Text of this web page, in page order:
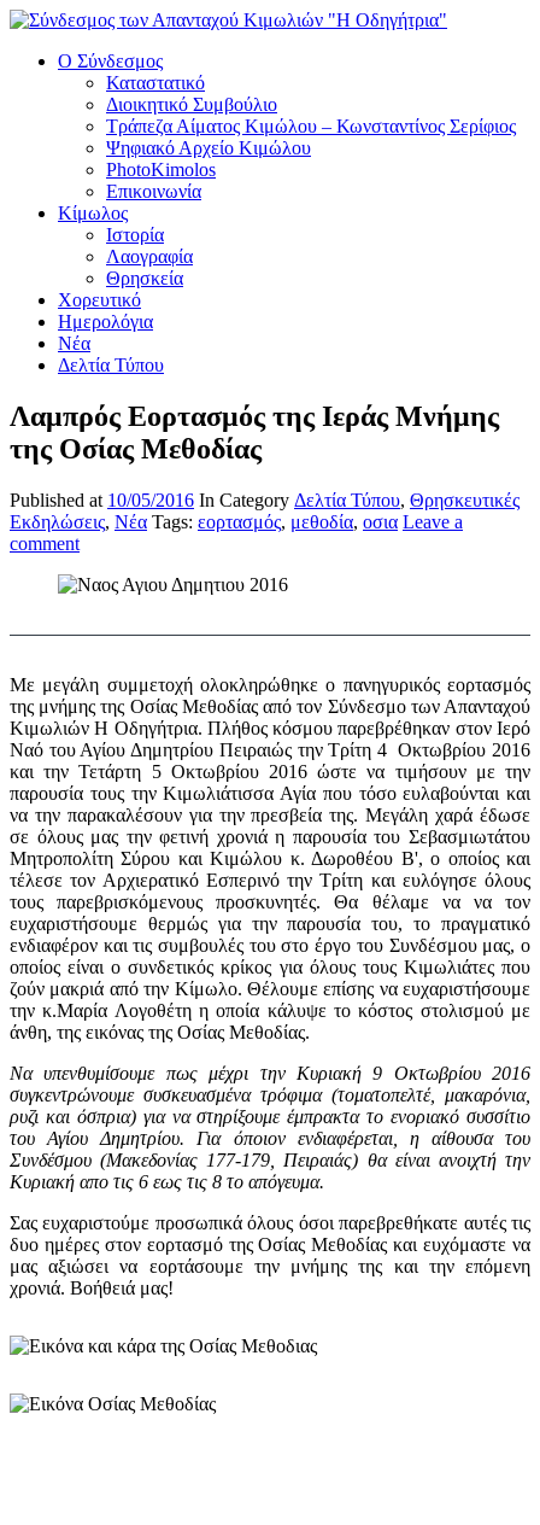
Ο Σύνδεσμος
Καταστατικό
Διοικητικό Συμβούλιο
Τράπεζα Αίματος Κιμώλου – Κωνσταντίνος Σερίφιος
Ψηφιακό Αρχείο Κιμώλου
PhotoKimolos
Επικοινωνία
Κίμωλος
Ιστορία
Λαογραφία
Θρησκεία
Χορευτικό
Ημερολόγια
Νέα
Δελτία Τύπου
Λαμπρός Εορτασμός της Ιεράς Μνήμης
της Οσίας Μεθοδίας
Published at 10/05/2016 In Category Δελτία Τύπου, Θρησκευτικές
Εκδηλώσεις, Νέα Tags: εορτασμός, μεθοδία, οσια Leave a
comment
Με μεγάλη συμμετοχή ολοκληρώθηκε ο πανηγυρικός εορτασμός
της μνήμης της Οσίας Μεθοδίας από τον Σύνδεσμο των Απανταχού
Κιμωλιών Η Οδηγήτρια. Πλήθος κόσμου παρεβρέθηκαν στον Ιερό
Ναό του Αγίου Δημητρίου Πειραιώς την Τρίτη 4 Οκτωβρίου 2016
και την Τετάρτη 5 Οκτωβρίου 2016 ώστε να τιμήσουν με την
παρουσία τους την Κιμωλιάτισσα Αγία που τόσο ευλαβούνται και
να την παρακαλέσουν για την πρεσβεία της. Μεγάλη χαρά έδωσε
σε όλους μας την φετινή χρονιά η παρουσία του Σεβασμιωτάτου
Μητροπολίτη Σύρου και Κιμώλου κ. Δωροθέου Β', ο οποίος και
τέλεσε τον Αρχιερατικό Εσπερινό την Τρίτη και ευλόγησε όλους
τους παρεβρισκόμενους προσκυνητές. Θα θέλαμε να να τον
ευχαριστήσουμε θερμώς για την παρουσία του, το πραγματικό
ενδιαφέρον και τις συμβουλές του στο έργο του Συνδέσμου μας, ο
οποίος είναι ο συνδετικός κρίκος για όλους τους Κιμωλιάτες που
ζούν μακριά από την Κίμωλο. Θέλουμε επίσης να ευχαριστήσουμε
την κ.Μαρία Λογοθέτη η οποία κάλυψε το κόστος στολισμού με
άνθη, της εικόνας της Οσίας Μεθοδίας.
Να υπενθυμίσουμε πως μέχρι την Κυριακή 9 Οκτωβρίου 2016
συγκεντρώνουμε συσκευασμένα τρόφιμα (τοματοπελτέ, μακαρόνια,
ρυζι και όσπρια) για να στηρίξουμε έμπρακτα το ενοριακό συσσίτιο
του Αγίου Δημητρίου. Για όποιον ενδιαφέρεται, η αίθουσα του
Συνδέσμου (Μακεδονίας 177-179, Πειραιάς) θα είναι ανοιχτή την
Κυριακή απο τις 6 εως τις 8 το απόγευμα.
Σας ευχαριστούμε προσωπικά όλους όσοι παρεβρεθήκατε αυτές τις
δυο ημέρες στον εορτασμό της Οσίας Μεθοδίας και ευχόμαστε να
μας αξιώσει να εορτάσουμε την μνήμης της και την επόμενη
χρονιά. Βοήθειά μας!